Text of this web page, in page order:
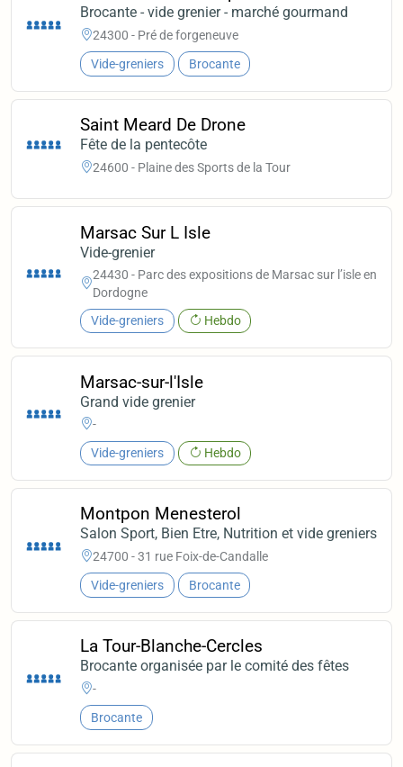
Brocante - vide grenier - marché gourmand
24300 - Pré de forgeneuve
Vide-greniers Brocante
Saint Meard De Drone
Fête de la pentecôte
24600 - Plaine des Sports de la Tour
Marsac Sur L Isle
Vide-grenier
24430 - Parc des expositions de Marsac sur l’isle en
Dordogne
Vide-greniers Hebdo
Marsac-sur-l'Isle
Grand vide grenier
-
Vide-greniers Hebdo
Montpon Menesterol
Salon Sport, Bien Etre, Nutrition et vide greniers
24700 - 31 rue Foix-de-Candalle
Vide-greniers Brocante
La Tour-Blanche-Cercles
Brocante organisée par le comité des fêtes
-
Brocante